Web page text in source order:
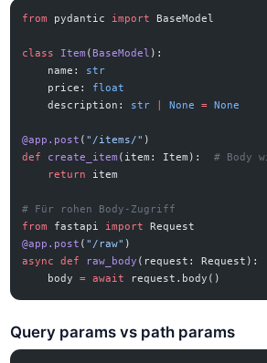
from pydantic import BaseModel
class Item ( BaseModel ):
    name:
str
    price:
float
    description:
str None = None
@app.post ( "/items/" )
def
create_item (item: Item): # Body
    return
item
# Für rohen Body-Zugriff
from
fastapi import
Request
@app.post ( "/raw" )
async
def raw_body (request: Request):
    body
= await request.body()
Query params vs path params